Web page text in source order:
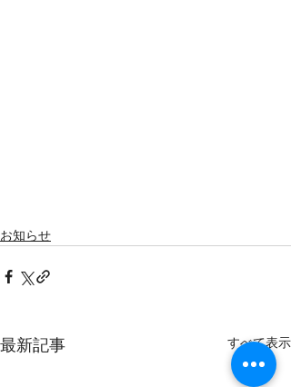
お知らせ
最新記事 すべて表示